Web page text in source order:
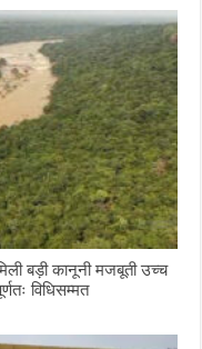
बड़ी कानूनी मजबूती उच्च
विधिसम्मत